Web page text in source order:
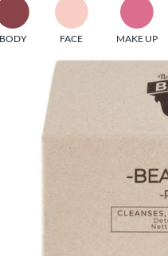
TESPI MEDIAGROUP
particolare, attraverso
informazione che
technology, entertainment e
Stay tuned!
BODY FACE MAKE UP